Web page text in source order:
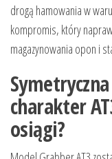
drogą hamowania w
kompromis, który
magazynowania opon i
charakter
osiągi?